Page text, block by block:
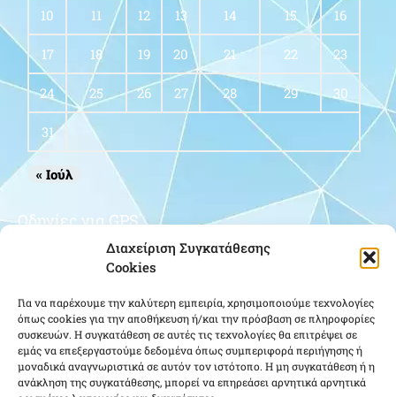
Διαχείριση Συγκατάθεσης
Cookies
Για να παρέχουμε την καλύτερη εμπειρία, χρησιμοποιούμε τεχνολογίες
όπως cookies για την αποθήκευση ή/και την πρόσβαση σε πληροφορίες
συσκευών. Η συγκατάθεση σε αυτές τις τεχνολογίες θα επιτρέψει σε
εμάς να επεξεργαστούμε δεδομένα όπως συμπεριφορά περιήγησης ή
μοναδικά αναγνωριστικά σε αυτόν τον ιστότοπο. Η μη συγκατάθεση ή η
ανάκληση της συγκατάθεσης, μπορεί να επηρεάσει αρνητικά αρνητικά
10 11 12 13 14 15 16
17 18 19 20 21 22 23
24 25 26 27 28 29 30
31
« Ιούλ
Οδηγίες για GPS
Κάντε κλικ για να αποδεχτείτε cookies